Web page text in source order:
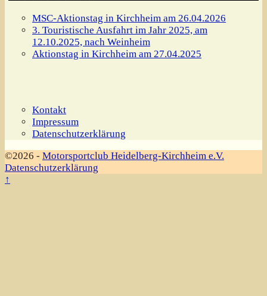
MSC-Aktionstag in Kirchheim am 26.04.2026
3. Touristische Ausfahrt im Jahr 2025, am
12.10.2025, nach Weinheim
Aktionstag in Kirchheim am 27.04.2025
Kontakt
Impressum
Datenschutzerklärung
©2026 - Motorsportclub Heidelberg-Kirchheim e.V.
Datenschutzerklärung
↑